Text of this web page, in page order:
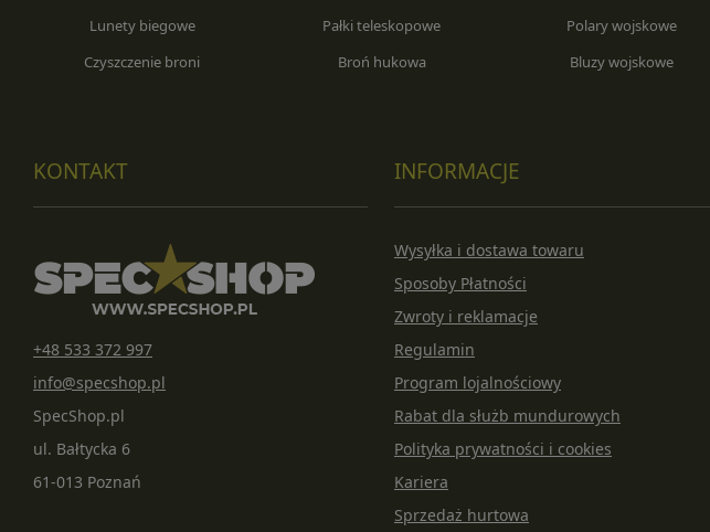
Lunety biegowe
Czyszczenie broni
Pałki teleskopowe
Broń hukowa
Polary wojskowe
Bluzy wojskowe
KONTAKT
+48 533 372 997
info@specshop.pl
SpecShop.pl
ul. Bałtycka 6
61-013 Poznań
INFORMACJE
Wysyłka i dostawa towaru
Sposoby Płatności
Zwroty i reklamacje
Regulamin
Program lojalnościowy
Rabat dla służb mundurowych
Polityka prywatności i cookies
Kariera
Sprzedaż hurtowa